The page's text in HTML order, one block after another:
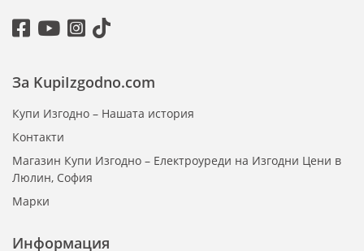
Информация
За KupiIzgodno.com
Купи Изгодно – Нашата история
Контакти
Магазин Купи Изгодно – Електроуреди на Изгодни Цени в
Люлин, София
Марки